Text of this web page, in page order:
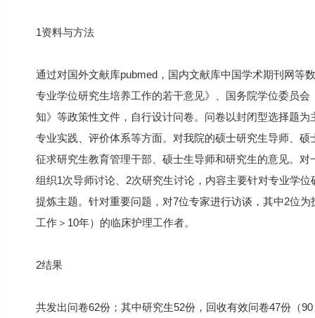
1资料与方法
通过对国外文献库pubmed，国内文献库中国学术期刊网等
专业学位研究生培养工作的若干意见》、国务院学位委员
知》等政策性文件，自行设计问卷。问卷以封闭型选择题
专业实践、评价体系等方面。对我院的硕士研究生导师、
征求研究生教育管理干部、硕士生导师和研究生的意见。
组织1次导师讨论、2次研究生讨论，内容主要针对专业学
提炼主题。针对重要问题，对7位专家进行访谈，其中2位
工作＞10年）的临床护理工作者。
2结果
共发出问卷62份；其中研究生52份，回收有效问卷47份（